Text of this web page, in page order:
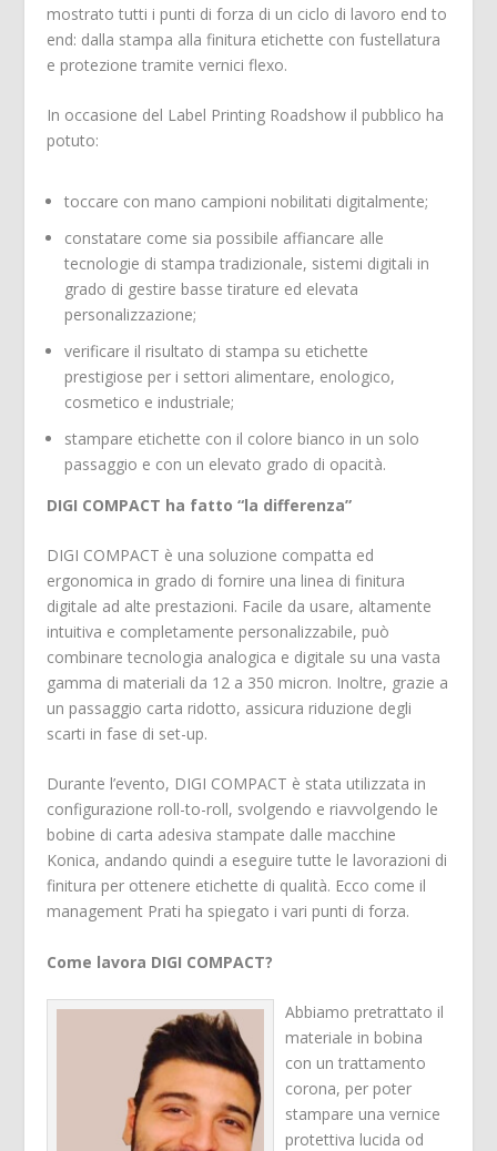
mostrato tutti i punti di forza di un ciclo di lavoro end to
end: dalla stampa alla finitura etichette con fustellatura
e protezione tramite vernici flexo.
In occasione del Label Printing Roadshow il pubblico ha
potuto:
toccare con mano campioni nobilitati digitalmente;
constatare come sia possibile affiancare alle
tecnologie di stampa tradizionale, sistemi digitali in
grado di gestire basse tirature ed elevata
personalizzazione;
verificare il risultato di stampa su etichette
prestigiose per i settori alimentare, enologico,
cosmetico e industriale;
stampare etichette con il colore bianco in un solo
passaggio e con un elevato grado di opacità.
DIGI COMPACT ha fatto “la differenza”
DIGI COMPACT è una soluzione compatta ed
ergonomica in grado di fornire una linea di finitura
digitale ad alte prestazioni. Facile da usare, altamente
intuitiva e completamente personalizzabile, può
combinare tecnologia analogica e digitale su una vasta
gamma di materiali da 12 a 350 micron. Inoltre, grazie a
un passaggio carta ridotto, assicura riduzione degli
scarti in fase di set-up.
Durante l’evento, DIGI COMPACT è stata utilizzata in
configurazione roll-to-roll, svolgendo e riavvolgendo le
bobine di carta adesiva stampate dalle macchine
Konica, andando quindi a eseguire tutte le lavorazioni di
finitura per ottenere etichette di qualità. Ecco come il
management Prati ha spiegato i vari punti di forza.
Come lavora DIGI COMPACT?
Abbiamo pretrattato il
materiale in bobina
con un trattamento
corona, per poter
stampare una vernice
protettiva lucida od